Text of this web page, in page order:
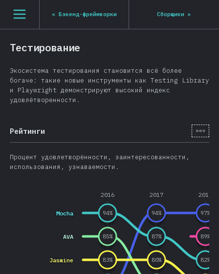
[ru-RU] general.open_nav
« Бэкенд-фреймворки Сборщики »
Тестирование
Экосистема тестирования становится всё более
богаче: такие новые инструменты как Testing Library
и Playwright демонстрируют высокий индекс
удовлётворенности.
Рейтинги [ru-
Процент удовлетворённости, заинтересованности,
использования, узнаваемости.
2016 2017 2018
Mocha
AVA
Jasmine
94% 97%
94%
87%
82%
89%
85%
83% 80%